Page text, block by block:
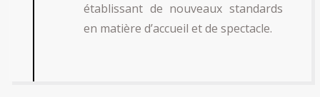
établissant de nouveaux standards
en matière d’accueil et de spectacle.